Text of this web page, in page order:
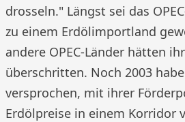
drosseln." Längst sei das
zu einem Erdölimportland
andere OPEC-Länder hätten
überschritten. Noch 2003 habe
versprochen, mit ihrer
Erdölpreise in einem Korridor